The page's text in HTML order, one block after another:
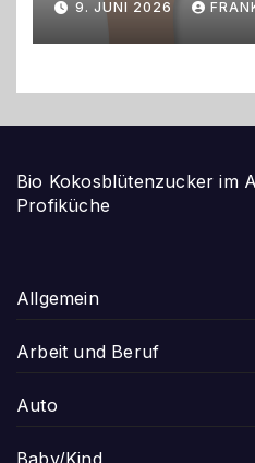
9. JUNI 2026
Bio Kokosblütenzucker im
Profiküche
Allgemein
Arbeit und Beruf
Auto
Baby/Kind